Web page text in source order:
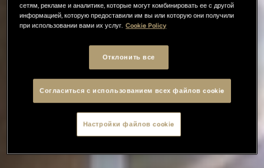
сетям, рекламе и аналитике, которые могут комбинировать ее с другой
информацией, которую предоставили им вы или которую они получили
при использовании вами их услуг. Cookie Policy
Отклонить все
Согласиться с использованием всех файлов cookie
Настройки файлов cookie